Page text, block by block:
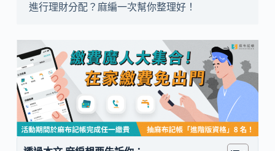
進行理財分配？麻編一次幫你整理好！